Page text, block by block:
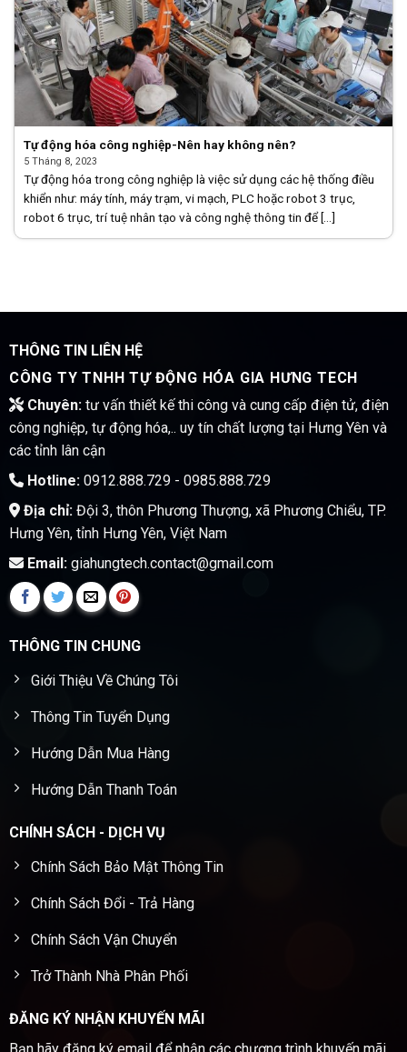
Tự động hóa công nghiệp-Nên hay không nên?
5 Tháng 8, 2023
Tự động hóa trong công nghiệp là việc sử dụng các hệ thống điều
khiển như: máy tính, máy trạm, vi mạch, PLC hoặc robot 3 trục,
robot 6 trục, trí tuệ nhân tạo và công nghệ thông tin để [...]
THÔNG TIN LIÊN HỆ
CÔNG TY TNHH TỰ ĐỘNG HÓA GIA HƯNG TECH
Chuyên:tư vấn thiết kế thi công và cung cấp điện tử, điện
công nghiệp, tự động hóa,.. uy tín chất lượng tại Hưng Yên và
các tỉnh lân cận
Hotline:0912.888.729 - 0985.888.729
Địa chỉ:Đội 3, thôn Phương Thượng, xã Phương Chiểu, TP.
Hưng Yên, tỉnh Hưng Yên, Việt Nam
Email:giahungtech.contact@gmail.com
THÔNG TIN CHUNG
Giới Thiệu Về Chúng Tôi
Thông Tin Tuyển Dụng
Hướng Dẫn Mua Hàng
Hướng Dẫn Thanh Toán
CHÍNH SÁCH - DỊCH VỤ
Chính Sách Bảo Mật Thông Tin
Chính Sách Đổi - Trả Hàng
Chính Sách Vận Chuyển
Trở Thành Nhà Phân Phối
ĐĂNG KÝ NHẬN KHUYẾN MÃI